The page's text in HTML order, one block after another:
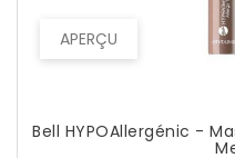
APERÇU
Bell HYPOAllergénic -